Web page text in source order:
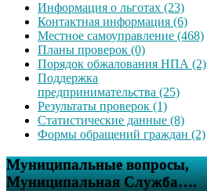
Информация о льготах (23)
Контактная информация (6)
Местное самоуправление (468)
Планы проверок (0)
Порядок обжалования НПА (2)
Поддержка
предпринимательства (25)
Результаты проверок (1)
Статистические данные (8)
Формы обращений граждан (2)
Муниципальные вопросы,
Муниципальная Служба….